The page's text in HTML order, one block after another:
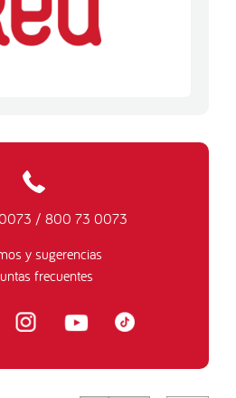
/ 800 73 0073
y sugerencias
frecuentes